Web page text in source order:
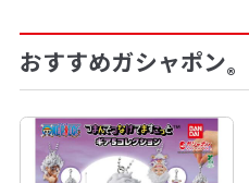
おすすめガシャポン®